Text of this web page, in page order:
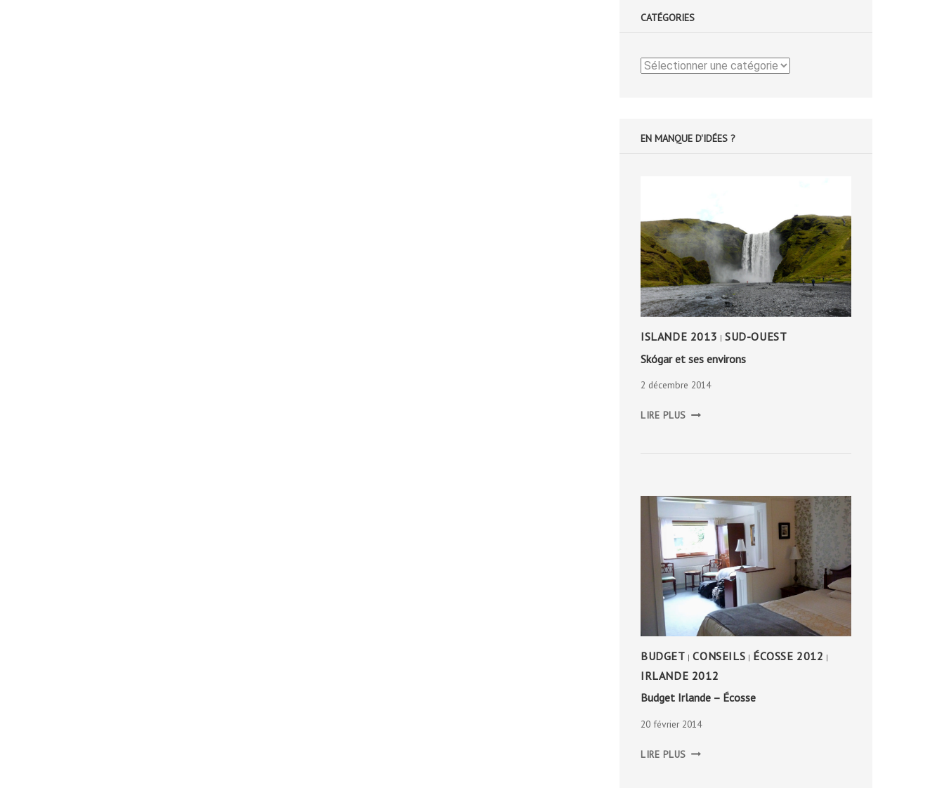
CATÉGORIES
Catégories
EN MANQUE D'IDÉES ?
ISLANDE 2013 | SUD-OUEST
Skógar et ses environs
2 décembre 2014
LIRE PLUS
BUDGET |CONSEILS | ÉCOSSE 2012 |
IRLANDE 2012
Budget Irlande – Écosse
20 février 2014
LIRE PLUS IRLANDE